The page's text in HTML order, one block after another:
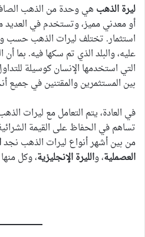
ليرة الذهب هي وحدة من الذهب
أو معدني مميز، وتستخدم في العديد
استثمار. تختلف ليرات الذهب حسب
عليه، والبلد الذي تم سكها فيه. بما
التي استخدمها الإنسان كوسيلة
بين المستثمرين والمقتنين في جميع
في العادة، يتم التعامل مع ليرات
تساهم في الحفاظ على القيمة
من بين أشهر أنواع ليرات الذهب نجد
العصملية، والليرة الإنجليزية، وكل